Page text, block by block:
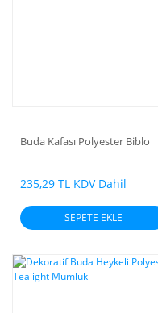
Buda Kafası Polyester Biblo
235,29 TL KDV Dahil
SEPETE EKLE